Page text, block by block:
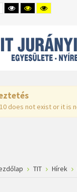
HIGH
CONTRAST
MODE
HIGH
CONTRAST
MODE
HIGH
CONTRAST
MODE
does not exist or it is
TIT Hírek